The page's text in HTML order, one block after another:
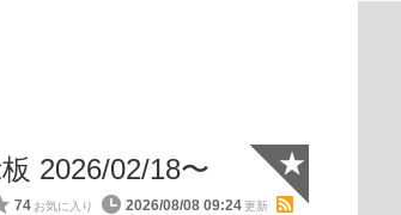
2026/02/18〜
74 2026/08/08 09:24
★